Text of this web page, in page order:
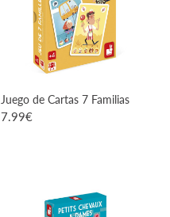
Juego de Cartas 7 Familias
7.99€